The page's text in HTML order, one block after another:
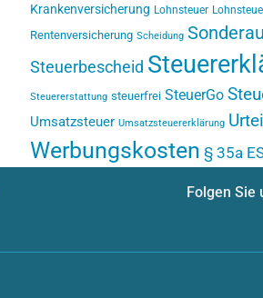
Krankenversicherung Lohnsteuer
Rentenversicherung Scheidung
Steuerbescheid
Steuererstattung steuerfrei SteuerGo
Umsatzsteuer Umsatzsteuererklärung
Werbungskosten § 35a
Folgen Sie